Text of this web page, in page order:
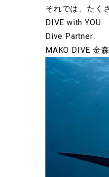
それでは、たく
DIVE with YOU
Dive Partner
MAKO DIVE 金